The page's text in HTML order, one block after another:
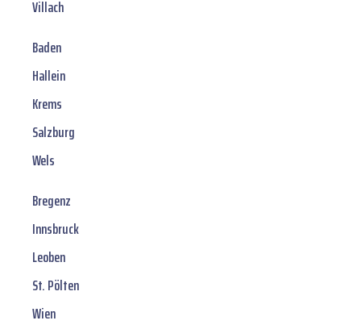
Villach
Baden
Hallein
Krems
Salzburg
Wels
Bregenz
Innsbruck
Leoben
St. Pölten
Wien